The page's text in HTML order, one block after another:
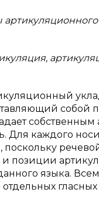
собой
Для каждого
позиции
языка.